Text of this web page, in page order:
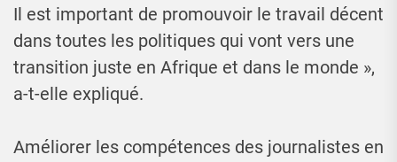
Il est important de promouvoir le travail décent
dans toutes les politiques qui vont vers une
transition juste en Afrique et dans le monde »,
a-t-elle expliqué.
Améliorer les compétences des journalistes en